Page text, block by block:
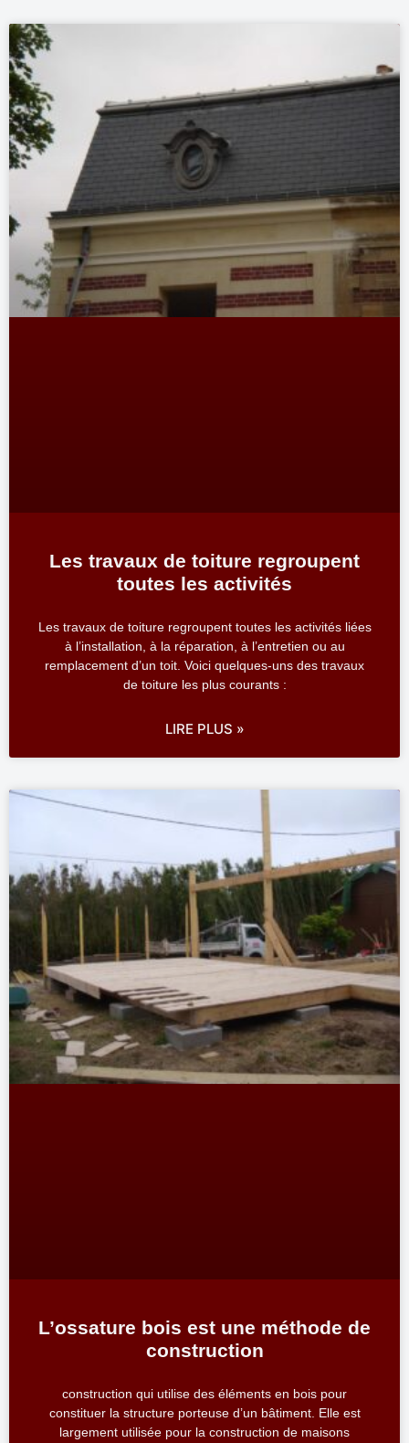
Les travaux de toiture regroupent
toutes les activités
Les travaux de toiture regroupent toutes les activités liées
à l’installation, à la réparation, à l’entretien ou au
remplacement d’un toit. Voici quelques-uns des travaux
de toiture les plus courants :
LIRE PLUS »
L’ossature bois est une méthode de
construction
construction qui utilise des éléments en bois pour
constituer la structure porteuse d’un bâtiment. Elle est
largement utilisée pour la construction de maisons